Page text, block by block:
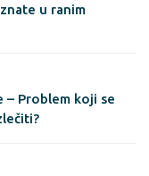
u ranim
Problem koji se